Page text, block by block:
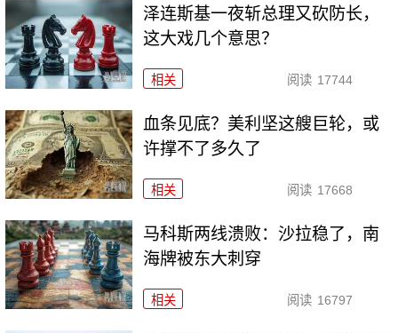
泽连斯基一夜斩总理又砍防长，
这大戏几个意思？
相关 阅读 17744
血条见底？美利坚这艘巨轮，或
许撑不了多久了
相关 阅读 17668
马科斯两线溃败：沙拉稳了，南
海牌被东大刺穿
相关 阅读 16797